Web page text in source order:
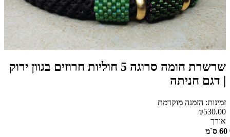
שרשרת חומה סרוגה 5 חוליות חרוזים בגוון ירוק
| דגם חניתה
זמינות: הזמנה מוקדמת
₪530.00
אורך
60 ס`מ